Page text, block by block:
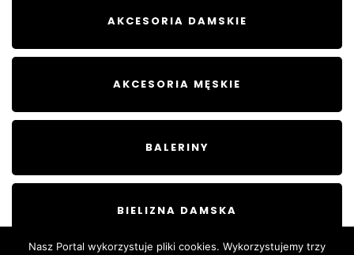
AKCESORIA DAMSKIE
AKCESORIA MĘSKIE
BALERINY
BIELIZNA DAMSKA
Nasz Portal wykorzystuje pliki cookies. Wykorzystujemy trzy